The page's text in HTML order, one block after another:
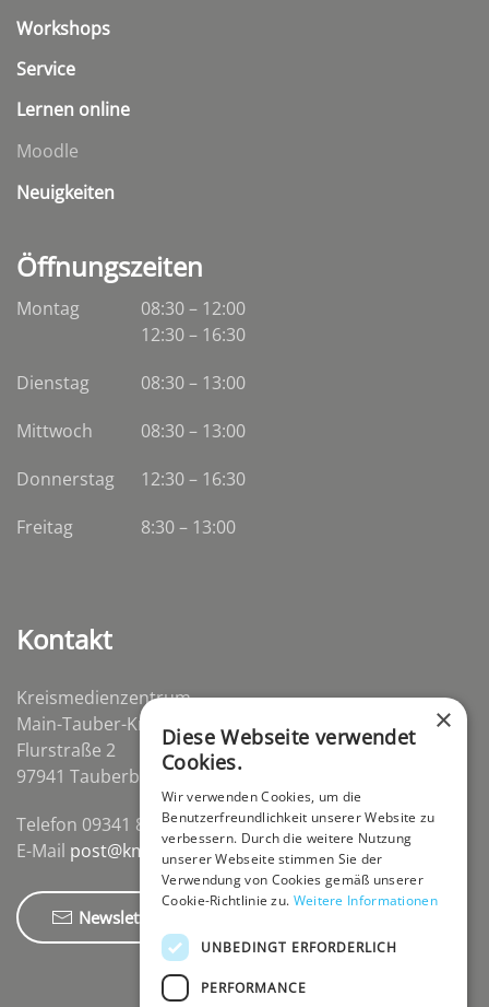
Workshops
Service
Lernen online
Moodle
Neuigkeiten
Öffnungszeiten
Montag
08:30 – 12:00
12:30 – 16:30
Dienstag
08:30– 13:00
Mittwoch
08:30– 13:00
Donnerstag
12:30 – 16:30
Freitag
8:30 – 13:00
Kontakt
Kreismedienzentrum
Main-Tauber-Kreis
Flurstraße 2
97941 Tauberbischofsheim-Distelhausen
Telefon 09341 84670
E-Mail post@kmz-tbb.de
Newsletter
×
Diese Webseite verwendet
Cookies.
Wir verwenden Cookies, um die
Benutzerfreundlichkeit unserer Website zu
verbessern. Durch die weitere Nutzung
unserer Webseite stimmen Sie der
Verwendung von Cookies gemäß unserer
Cookie-Richtlinie zu. Weitere Informationen
UNBEDINGT ERFORDERLICH
PERFORMANCE